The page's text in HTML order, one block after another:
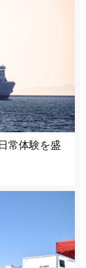
常体験を盛